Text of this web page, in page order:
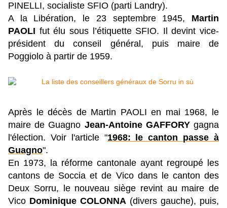
PINELLI, socialiste SFIO (parti Landry).
A la Libération, le 23 septembre 1945, Martin
PAOLI fut élu sous l’étiquette SFIO. Il devint vice-
président du conseil général, puis maire de
Poggiolo à partir de 1959.
Après le décès de Martin PAOLI en mai 1968, le
maire de Guagno Jean-Antoine GAFFORYgagna
l'élection. Voir l'article "1968: le canton passe à
Guagno".
En 1973, la réforme cantonale ayant regroupé les
cantons de Soccia et de Vico dans le canton des
Deux Sorru, le nouveau siège revint au maire de
Vico Dominique COLONNA (divers gauche), puis,